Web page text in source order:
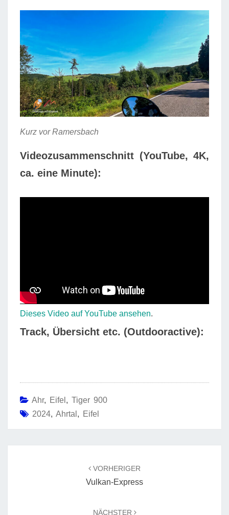
Kurz vor Ramersbach
Videozusammenschnitt (YouTube, 4K,
ca. eine Minute):
Dieses Video auf YouTube ansehen.
Track, Übersicht etc. (Outdooractive):
Ahr, Eifel , Tiger 900
2024, Ahrtal , Eifel
VORHERIGER
Vulkan-Express
NÄCHSTER